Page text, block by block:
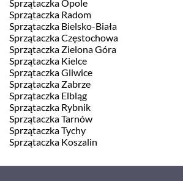
Sprzątaczka Opole
Sprzątaczka Radom
Sprzątaczka Bielsko-Biała
Sprzątaczka Częstochowa
Sprzątaczka Zielona Góra
Sprzątaczka Kielce
Sprzątaczka Gliwice
Sprzątaczka Zabrze
Sprzątaczka Elbląg
Sprzątaczka Rybnik
Sprzątaczka Tarnów
Sprzątaczka Tychy
Sprzątaczka Koszalin